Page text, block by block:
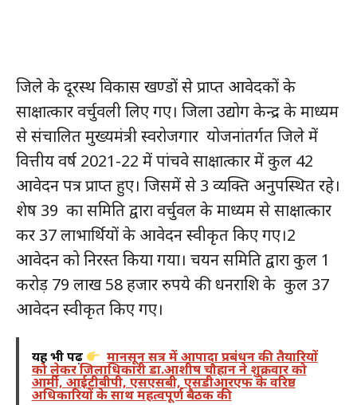
जिले के दूरस्थ विकास खण्डों से प्राप्त आवेदकों के
साक्षात्कार वर्चुवली लिए गए। जिला उद्योग केन्द्र के माध्यम
से संचालित मुख्यमंत्री स्वरोजगार योजनांतर्गत जिले में
वित्तीय वर्ष 2021-22 में पांचवे साक्षात्कार में कुल 42
आवेदन पत्र प्राप्त हुए। जिसमें से 3 व्यक्ति अनुपस्थित रहे।
शेष 39 का समिति द्वारा वर्चुवल के माध्यम से साक्षात्कार
कर 37 लाभार्थियों के आवेदन स्वीकृत किए गए।2
आवेदन को निरस्त किया गया। चयन समिति द्वारा कुल 1
करोड़ 79 लाख 58 हजार रुपये की धनराशि के कुल 37
आवेदन स्वीकृत किए गए।
यह भी पढ़ें मानसून सत्र में आपादा प्रबंधन की तैयारियों
को लेकर जिलाधिकारी डा.आशीष चौहान ने शुक्रवार को
आर्मी, आईटीबीपी, एसएसबी, एसडीआरएफ के वरिष्ठ
अधिकारियों के साथ महत्वपूर्ण बैठक की